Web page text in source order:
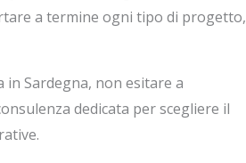
a termine ogni tipo di progetto,
in Sardegna, non esitare a
dedicata per scegliere il